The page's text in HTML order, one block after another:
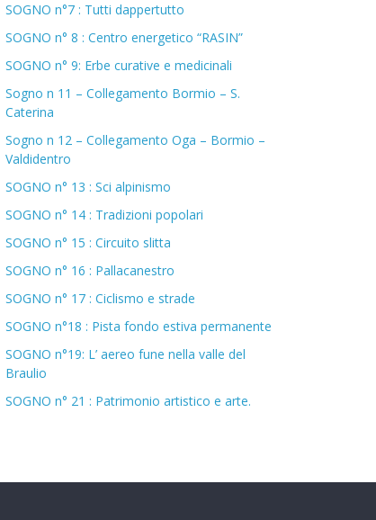
SOGNO n°7 : Tutti dappertutto
SOGNO n° 8 : Centro energetico “RASIN”
SOGNO n° 9: Erbe curative e medicinali
Sogno n 11 – Collegamento Bormio – S.
Caterina
Sogno n 12 – Collegamento Oga – Bormio –
Valdidentro
SOGNO n° 13 : Sci alpinismo
SOGNO n° 14 : Tradizioni popolari
SOGNO n° 15 : Circuito slitta
SOGNO n° 16 : Pallacanestro
SOGNO n° 17 : Ciclismo e strade
SOGNO n°18 : Pista fondo estiva permanente
SOGNO n°19: L’ aereo fune nella valle del
Braulio
SOGNO n° 21 : Patrimonio artistico e arte.